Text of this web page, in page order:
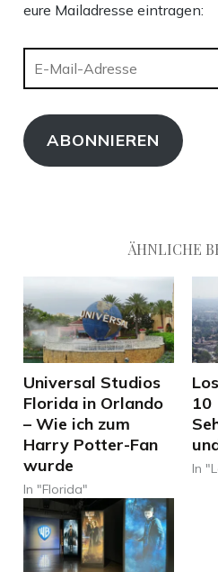
eure Mailadresse eintragen:
Mail-
ABONNIEREN
ÄHNLICHE
Universal Studios
Florida in Orlando
– Wie ich zum
Harry Potter-Fan
wurde
In "Florida"
10
In